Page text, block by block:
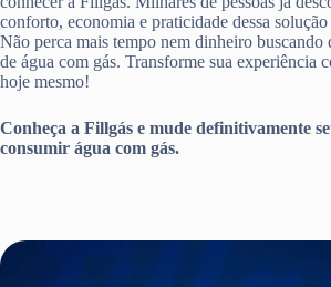
conforto, economia e praticidade dessa
Não perca mais tempo nem dinheiro buscando
de água com gás. Transforme sua experiência
hoje mesmo!
Conheça a Fillgás e mude definitivamente
consumir água com gás.